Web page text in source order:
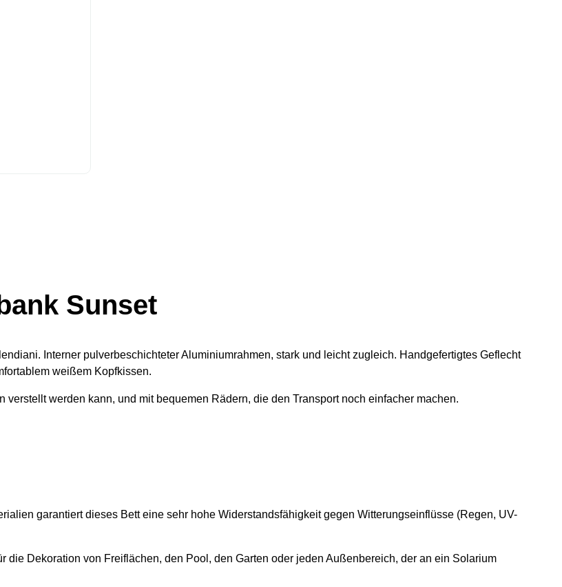
Sunset
Interner pulverbeschichteter Aluminiumrahmen, stark und leicht zugleich. Handgefertigtes Geflecht
weißem Kopfkissen.
werden kann, und mit bequemen Rädern, die den Transport noch einfacher machen.
garantiert dieses Bett eine sehr hohe Widerstandsfähigkeit gegen Witterungseinflüsse (Regen, UV-
die Dekoration von Freiflächen, den Pool, den Garten oder jeden Außenbereich, der an ein Solarium